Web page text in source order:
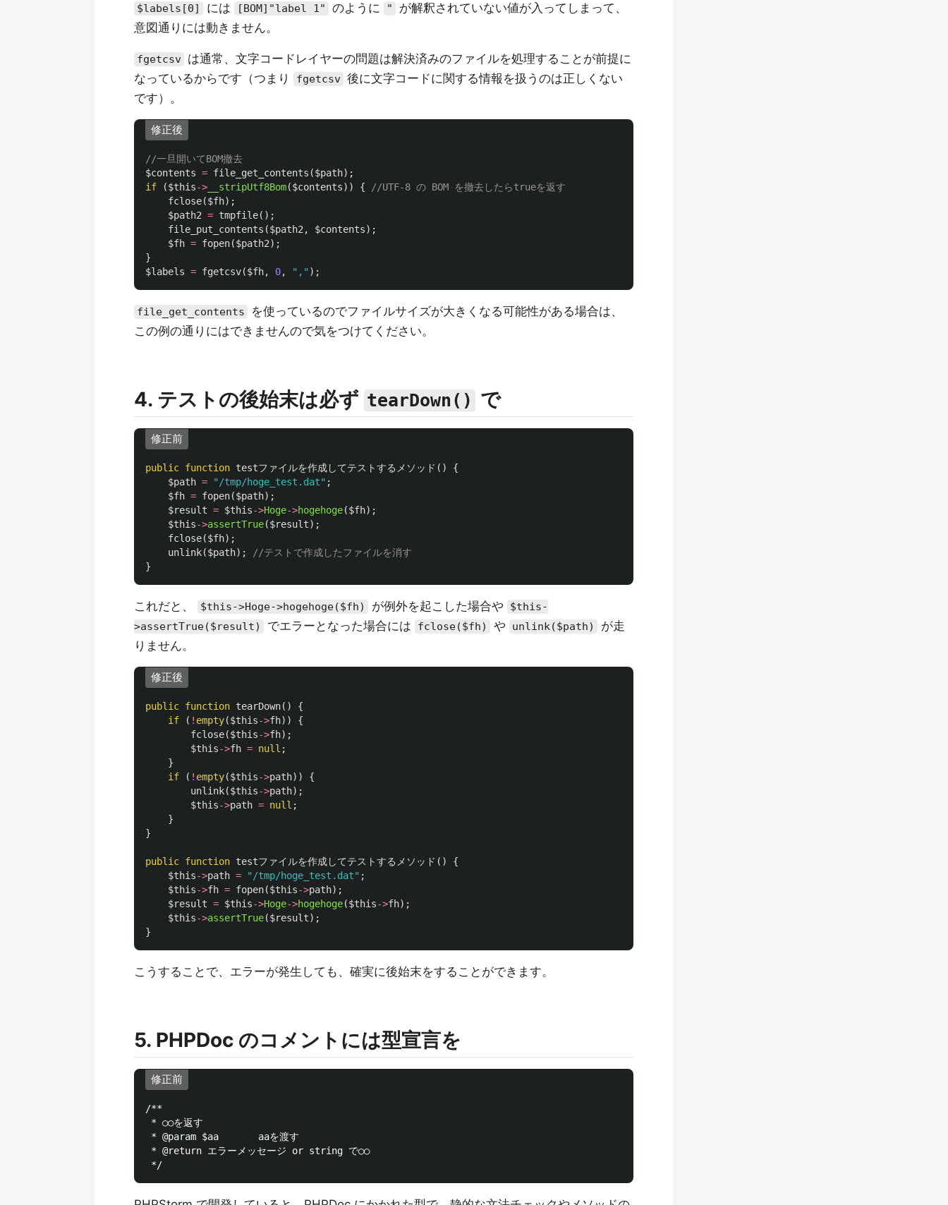
$labels[0] には [BOM]"label 1" のように "
が解釈されていない値が入ってしまって、
意図通りには動きません。
fgetcsv は通常、文字コードレイヤーの問題は解決済みのファイルを処理することが前提に
なっているからです（つまり
fgetcsv 後に文字コードに関する情報を扱うのは正しくない
です）。
修正後
//一旦開いてBOM撤去
$contents = file_get_contents ($path);
if
($this-> __stripUtf8Bom($contents)) {
//UTF-8 の BOM を撤去したらtrueを返す
fclose($fh);
$path2 = tmpfile();
file_put_contents ($path2 , $contents);
$fh = fopen($path2);
}
$labels = fgetcsv($fh, 0, "," );
file_get_contents
を使っているのでファイルサイズが大きくなる可能性がある場合は、
この例の通りにはできませんので気をつけてください。
4. テストの後始末は必ず tearDown() で
修正前
public function testファイルを作成してテストするメソッド ()
{
$path = "/tmp/hoge_test.dat" ;
$fh = fopen($path);
$result = $this->Hoge->hogehoge($fh);
$this->assertTrue($result);
fclose($fh);
unlink($path);
//テストで作成したファイルを消す
}
これだと、 $this->Hoge->hogehoge($fh) が例外を起こした場合や $this-
>assertTrue($result)
でエラーとなった場合には fclose($fh) や unlink($path)
が走
りません。
修正後
public function tearDown()
{
if
( ! empty($this->fh))
{
fclose($this->fh);
$this->fh = null ;
}
if
( ! empty($this->path))
{
unlink($this->path);
$this->path = null ;
}
}
public function testファイルを作成してテストするメソッド ()
{
$this->path = "/tmp/hoge_test.dat" ;
$this->fh = fopen($this->path);
$result = $this->Hoge->hogehoge($this->fh);
$this->assertTrue($result);
}
こうすることで、エラーが発生しても、確実に後始末をすることができます。
5. PHPDoc のコメントには型宣言を
修正前
/**
* ○○を返す
* @param $aa       aaを渡す
* @return エラーメッセージ or string で○○
*/